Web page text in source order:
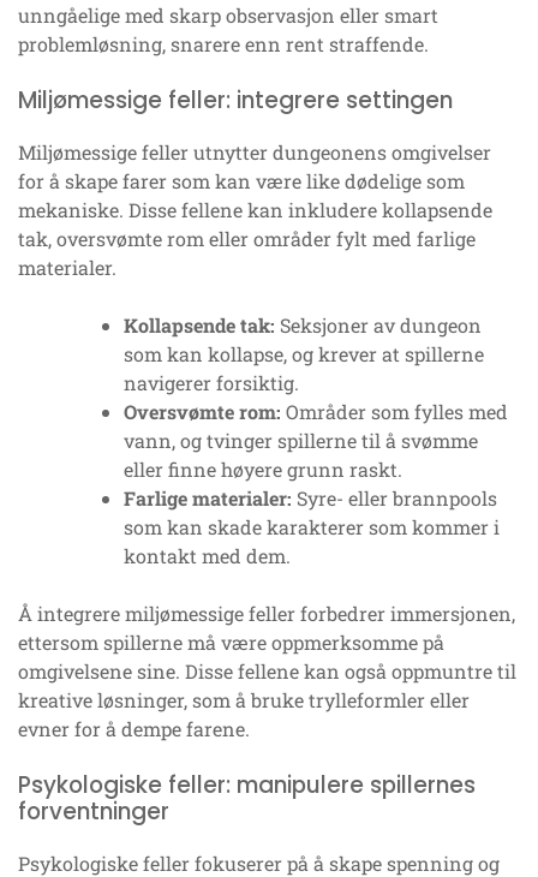
unngåelige med skarp observasjon eller smart
problemløsning, snarere enn rent straffende.
Miljømessige feller: integrere settingen
Miljømessige feller utnytter dungeonens omgivelser
for å skape farer som kan være like dødelige som
mekaniske. Disse fellene kan inkludere kollapsende
tak, oversvømte rom eller områder fylt med farlige
materialer.
Kollapsende tak: Seksjoner av dungeon
som kan kollapse, og krever at spillerne
navigerer forsiktig.
Oversvømte rom: Områder som fylles med
vann, og tvinger spillerne til å svømme
eller finne høyere grunn raskt.
Farlige materialer: Syre- eller brannpools
som kan skade karakterer som kommer i
kontakt med dem.
Å integrere miljømessige feller forbedrer immersjonen,
ettersom spillerne må være oppmerksomme på
omgivelsene sine. Disse fellene kan også oppmuntre til
kreative løsninger, som å bruke trylleformler eller
evner for å dempe farene.
Psykologiske feller: manipulere spillernes
forventninger
Psykologiske feller fokuserer på å skape spenning og